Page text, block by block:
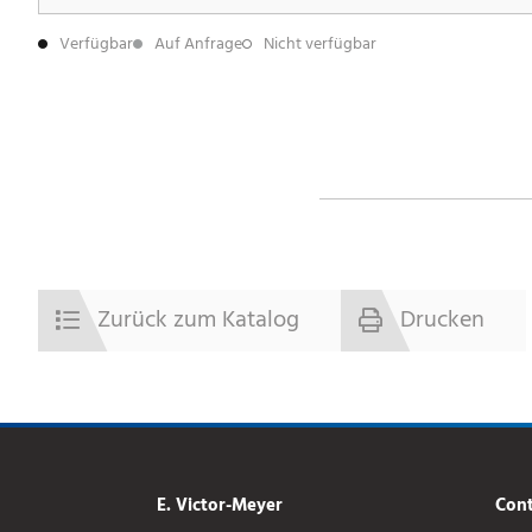
Verfügbar
Auf Anfrage Nicht verfügbar
Zurück zum Katalog Drucken
E. Victor-Meyer